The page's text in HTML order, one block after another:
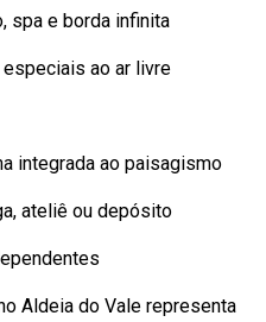
spa e borda infinita
ao ar livre
integrada ao paisagismo
ateliê ou depósito
Aldeia do Vale representa